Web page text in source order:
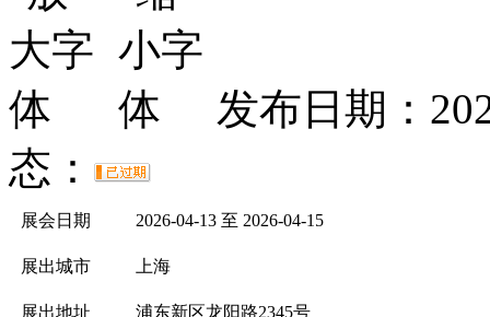
发布日期：
态：
展会日期 2026-04-13 至 2026-04-15
展出城市 上海
展出地址 浦东新区龙阳路2345号